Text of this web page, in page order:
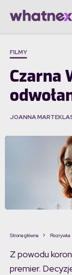
FILMY
Czarna
JOANNA
Strona główna Rozrywka
Z powodu
premier.